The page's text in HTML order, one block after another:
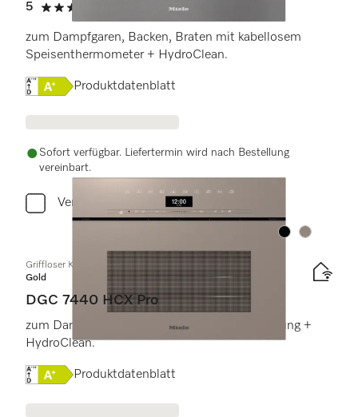
5
5 von 5 Sternen
(1 Bewertung)
zum Dampfgaren, Backen, Braten mit kabellosem
Speisenthermometer + HydroClean.
Onlinelabel Image, Energielabel
Produktdatenblatt
Sofort verfügbar. Liefertermin wird nach Bestellung
vereinbart.
Vergleichen
Farbe:Farbe:
Griffloser Kompakt-Dampfbackofen
Gold
DGC 7440 HCX Pro
zum Dampfgaren, Backen, Braten mit Vernetzung +
HydroClean.
Onlinelabel Image, Energielabel
Produktdatenblatt